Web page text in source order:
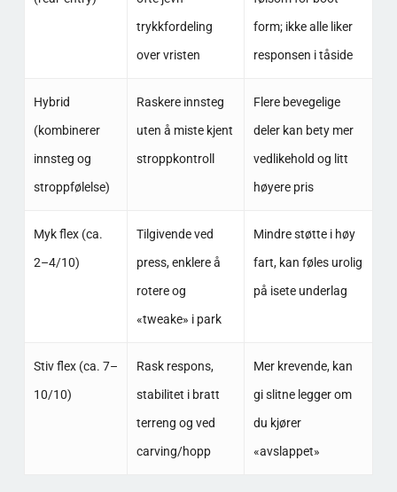
trykkfordeling
over vristen
form; ikke alle liker
responsen i tåside
Hybrid
(kombinerer
innsteg og
stroppfølelse)
Raskere innsteg
uten å miste kjent
stroppkontroll
Flere bevegelige
deler kan bety mer
vedlikehold og litt
høyere pris
Myk flex (ca.
2–4/10)
Tilgivende ved
press, enklere å
rotere og
«tweake» i park
Mindre støtte i høy
fart, kan føles urolig
på isete underlag
Stiv flex (ca. 7–
10/10)
Rask respons,
stabilitet i bratt
terreng og ved
carving/hopp
Mer krevende, kan
gi slitne legger om
du kjører
«avslappet»